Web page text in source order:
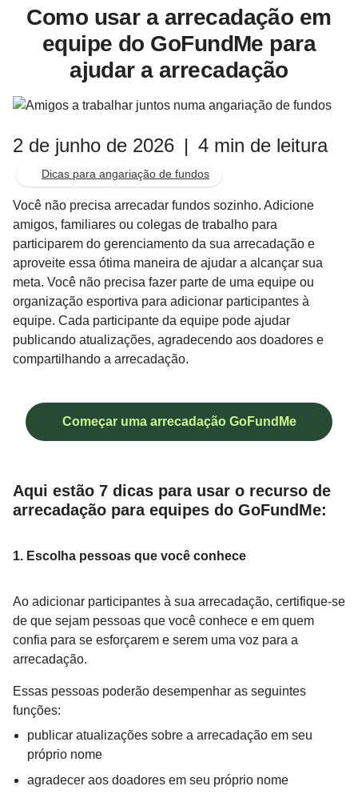
Como usar a arrecadação em
equipe do GoFundMe para
ajudar a arrecadação
2 de junho de 2026 | 4 min de leitura
Dicas para angariação de fundos
Você não precisa arrecadar fundos sozinho. Adicione
amigos, familiares ou colegas de trabalho para
participarem do gerenciamento da sua arrecadação e
aproveite essa ótima maneira de ajudar a alcançar sua
meta. Você não precisa fazer parte de uma equipe ou
organização esportiva para adicionar participantes à
equipe. Cada participante da equipe pode ajudar
publicando atualizações, agradecendo aos doadores e
compartilhando a arrecadação.
Começar uma arrecadação GoFundMe
Aqui estão 7 dicas para usar o recurso de
arrecadação para equipes do GoFundMe:
1. Escolha pessoas que você conhece
Ao adicionar participantes à sua arrecadação, certifique-se
de que sejam pessoas que você conhece e em quem
confia para se esforçarem e serem uma voz para a
arrecadação.
Essas pessoas poderão desempenhar as seguintes
funções:
publicar atualizações sobre a arrecadação em seu
próprio nome
agradecer aos doadores em seu próprio nome